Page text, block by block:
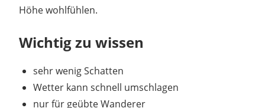
Höhe wohlfühlen.
Wichtig zu wissen
sehr wenig Schatten
Wetter kann schnell umschlagen
nur für geübte Wanderer